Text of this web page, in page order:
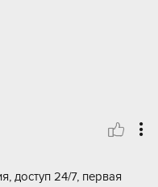
доступ 24/7, первая